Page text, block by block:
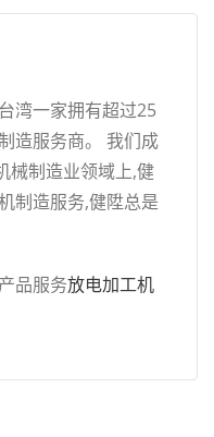
湾一家拥有超过25
造服务商。 我们成
械制造业领域上,健
制造服务,健陞总是
品服务放电加工机